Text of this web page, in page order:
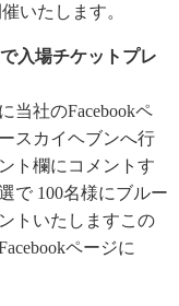
いたします。
入場チケットプレ
当社のFacebookペ
スカイヘブンへ行
ト欄にコメントす
で 100名様にブルー
トいたしますこの
ページに